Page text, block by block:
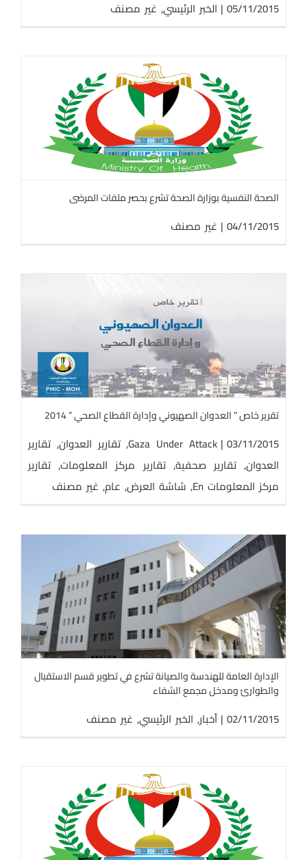
05/11/2015
| الخبر الرئيسي, غير مصنف
الصحة النفسية بوزارة الصحة تشرع بحصر ملفات المرضى
04/11/2015
| غير مصنف
تقرير خاص ” العدوان الصهيوني وإدارة القطاع الصحي ” 2014
03/11/2015
|
Gaza Under Attack
,تقارير العدوان, تقارير
العدوان,تقارير صحفية,تقارير مركز المعلومات, تقارير
مركز المعلومات En
, شاشة العرض, عام, غير مصنف
الإدارة العامة للهندسة والصيانة تشرع في تطوير قسم الاستقبال
والطوارئ ومدخل مجمع الشفاء
02/11/2015
| أخبار, الخبر الرئيسي, غير مصنف